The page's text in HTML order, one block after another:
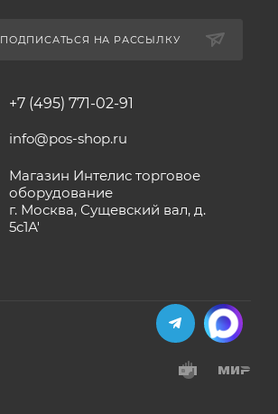
ПОДПИСАТЬСЯ НА РАССЫЛКУ
+7 (495) 771-02-91
info@pos-shop.ru
Магазин Интелис торговое
оборудование
г. Москва, Сущевский вал, д.
5с1А'